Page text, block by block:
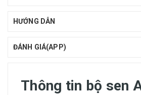
HƯỚNG DẪN
ĐÁNH GIÁ(APP)
Thông tin bộ sen